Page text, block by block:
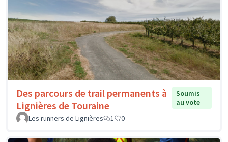
Des parcours de trail permanents à
Lignières de Touraine
Soumis
au vote
Les runners de Lignières
1 0